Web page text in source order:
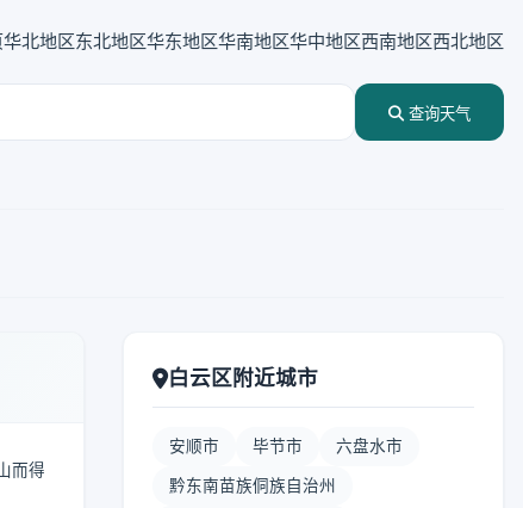
华北地区东北地区华东地区华南地区华中地区西南地区西北地区
查询天气
而得
白云区附近城市
安顺市 毕节市 六盘水市
黔东南苗族侗族自治州